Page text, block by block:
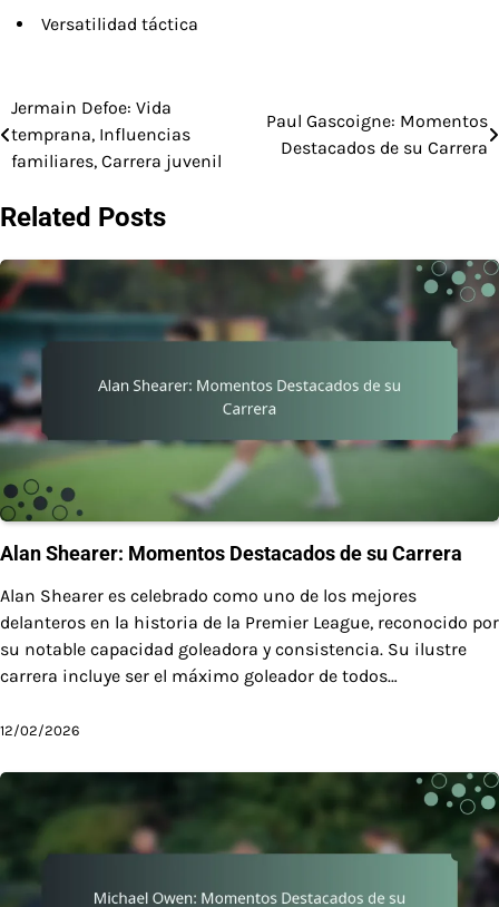
Versatilidad táctica
Post
navigation
Jermain Defoe: Vida
temprana, Influencias
familiares, Carrera juvenil
Paul Gascoigne: Momentos
Destacados de su Carrera
Related Posts
Alan Shearer: Momentos Destacados de su Carrera
Alan Shearer es celebrado como uno de los mejores
delanteros en la historia de la Premier League, reconocido por
su notable capacidad goleadora y consistencia. Su ilustre
carrera incluye ser el máximo goleador de todos…
12/02/2026